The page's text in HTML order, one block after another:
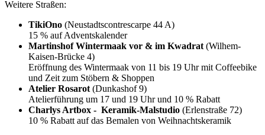
Weitere Straßen:
TikiOno (Neustadtscontrescarpe 44 A)
15 % auf Adventskalender
Martinshof Wintermaak vor & im Kwadrat (Wilhem-
Kaisen-Brücke 4)
Eröffnung des Wintermaak von 11 bis 19 Uhr mit Coffeebike
und Zeit zum Stöbern & Shoppen
Atelier Rosarot (Dunkashof 9)
Atelierführung um 17 und 19 Uhr und 10 % Rabatt
Charlys Artbox - Keramik-Malstudio (Erlenstraße 72)
10 % Rabatt auf das Bemalen von Weihnachtskeramik